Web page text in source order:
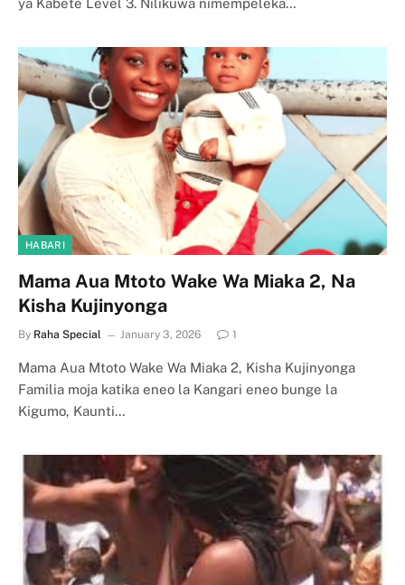
ya Kabete Level 3. Nilikuwa nimempeleka…
HABARI
Mama Aua Mtoto Wake Wa Miaka 2, Na
Kisha Kujinyonga
By Raha Special January 3, 2026 1
Mama Aua Mtoto Wake Wa Miaka 2, Kisha Kujinyonga
Familia moja katika eneo la Kangari eneo bunge la
Kigumo, Kaunti…